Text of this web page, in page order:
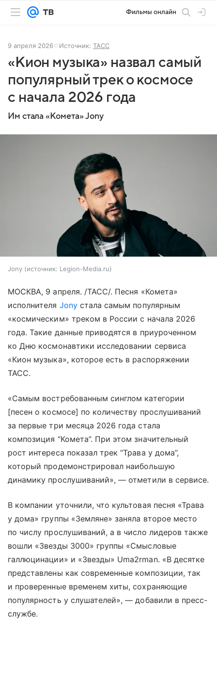
Фильмы онлайн
9 апреля 2026 Источник: ТАСС
«Кион музыка» назвал самый
популярный трек о космосе
с начала 2026 года
Им стала «Комета» Jony
Jony источник: Legion-Media.ru
МОСКВА, 9 апреля. /ТАСС/. Песня «Комета»
исполнителя Jonyстала самым популярным
«космическим» треком в России с начала 2026
года. Такие данные приводятся в приуроченном
ко Дню космонавтики исследовании сервиса
«Кион музыка», которое есть в распоряжении
ТАСС.
«Самым востребованным синглом категории
[песен о космосе] по количеству прослушиваний
за первые три месяца 2026 года стала
композиция “Комета”. При этом значительный
рост интереса показал трек “Трава у дома”,
который продемонстрировал наибольшую
динамику прослушиваний», — отметили в сервисе.
В компании уточнили, что культовая песня «Трава
у дома» группы «Земляне» заняла второе место
по числу прослушиваний, а в число лидеров также
вошли «Звезды 3000» группы «Смысловые
галлюцинации» и «Звезды» Uma2rman. «В десятке
представлены как современные композиции, так
и проверенные временем хиты, сохраняющие
популярность у слушателей», — добавили в пресс-
службе.